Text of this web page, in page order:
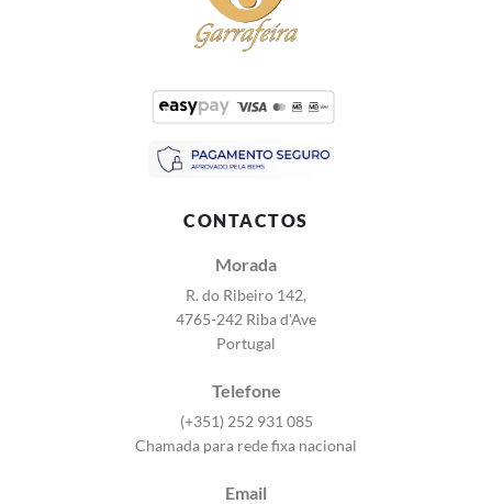
CONTACTOS
Morada
R. do Ribeiro 142,
4765-242 Riba d'Ave
Portugal
Telefone
(+351) 252 931 085
Chamada para rede fixa nacional
Email